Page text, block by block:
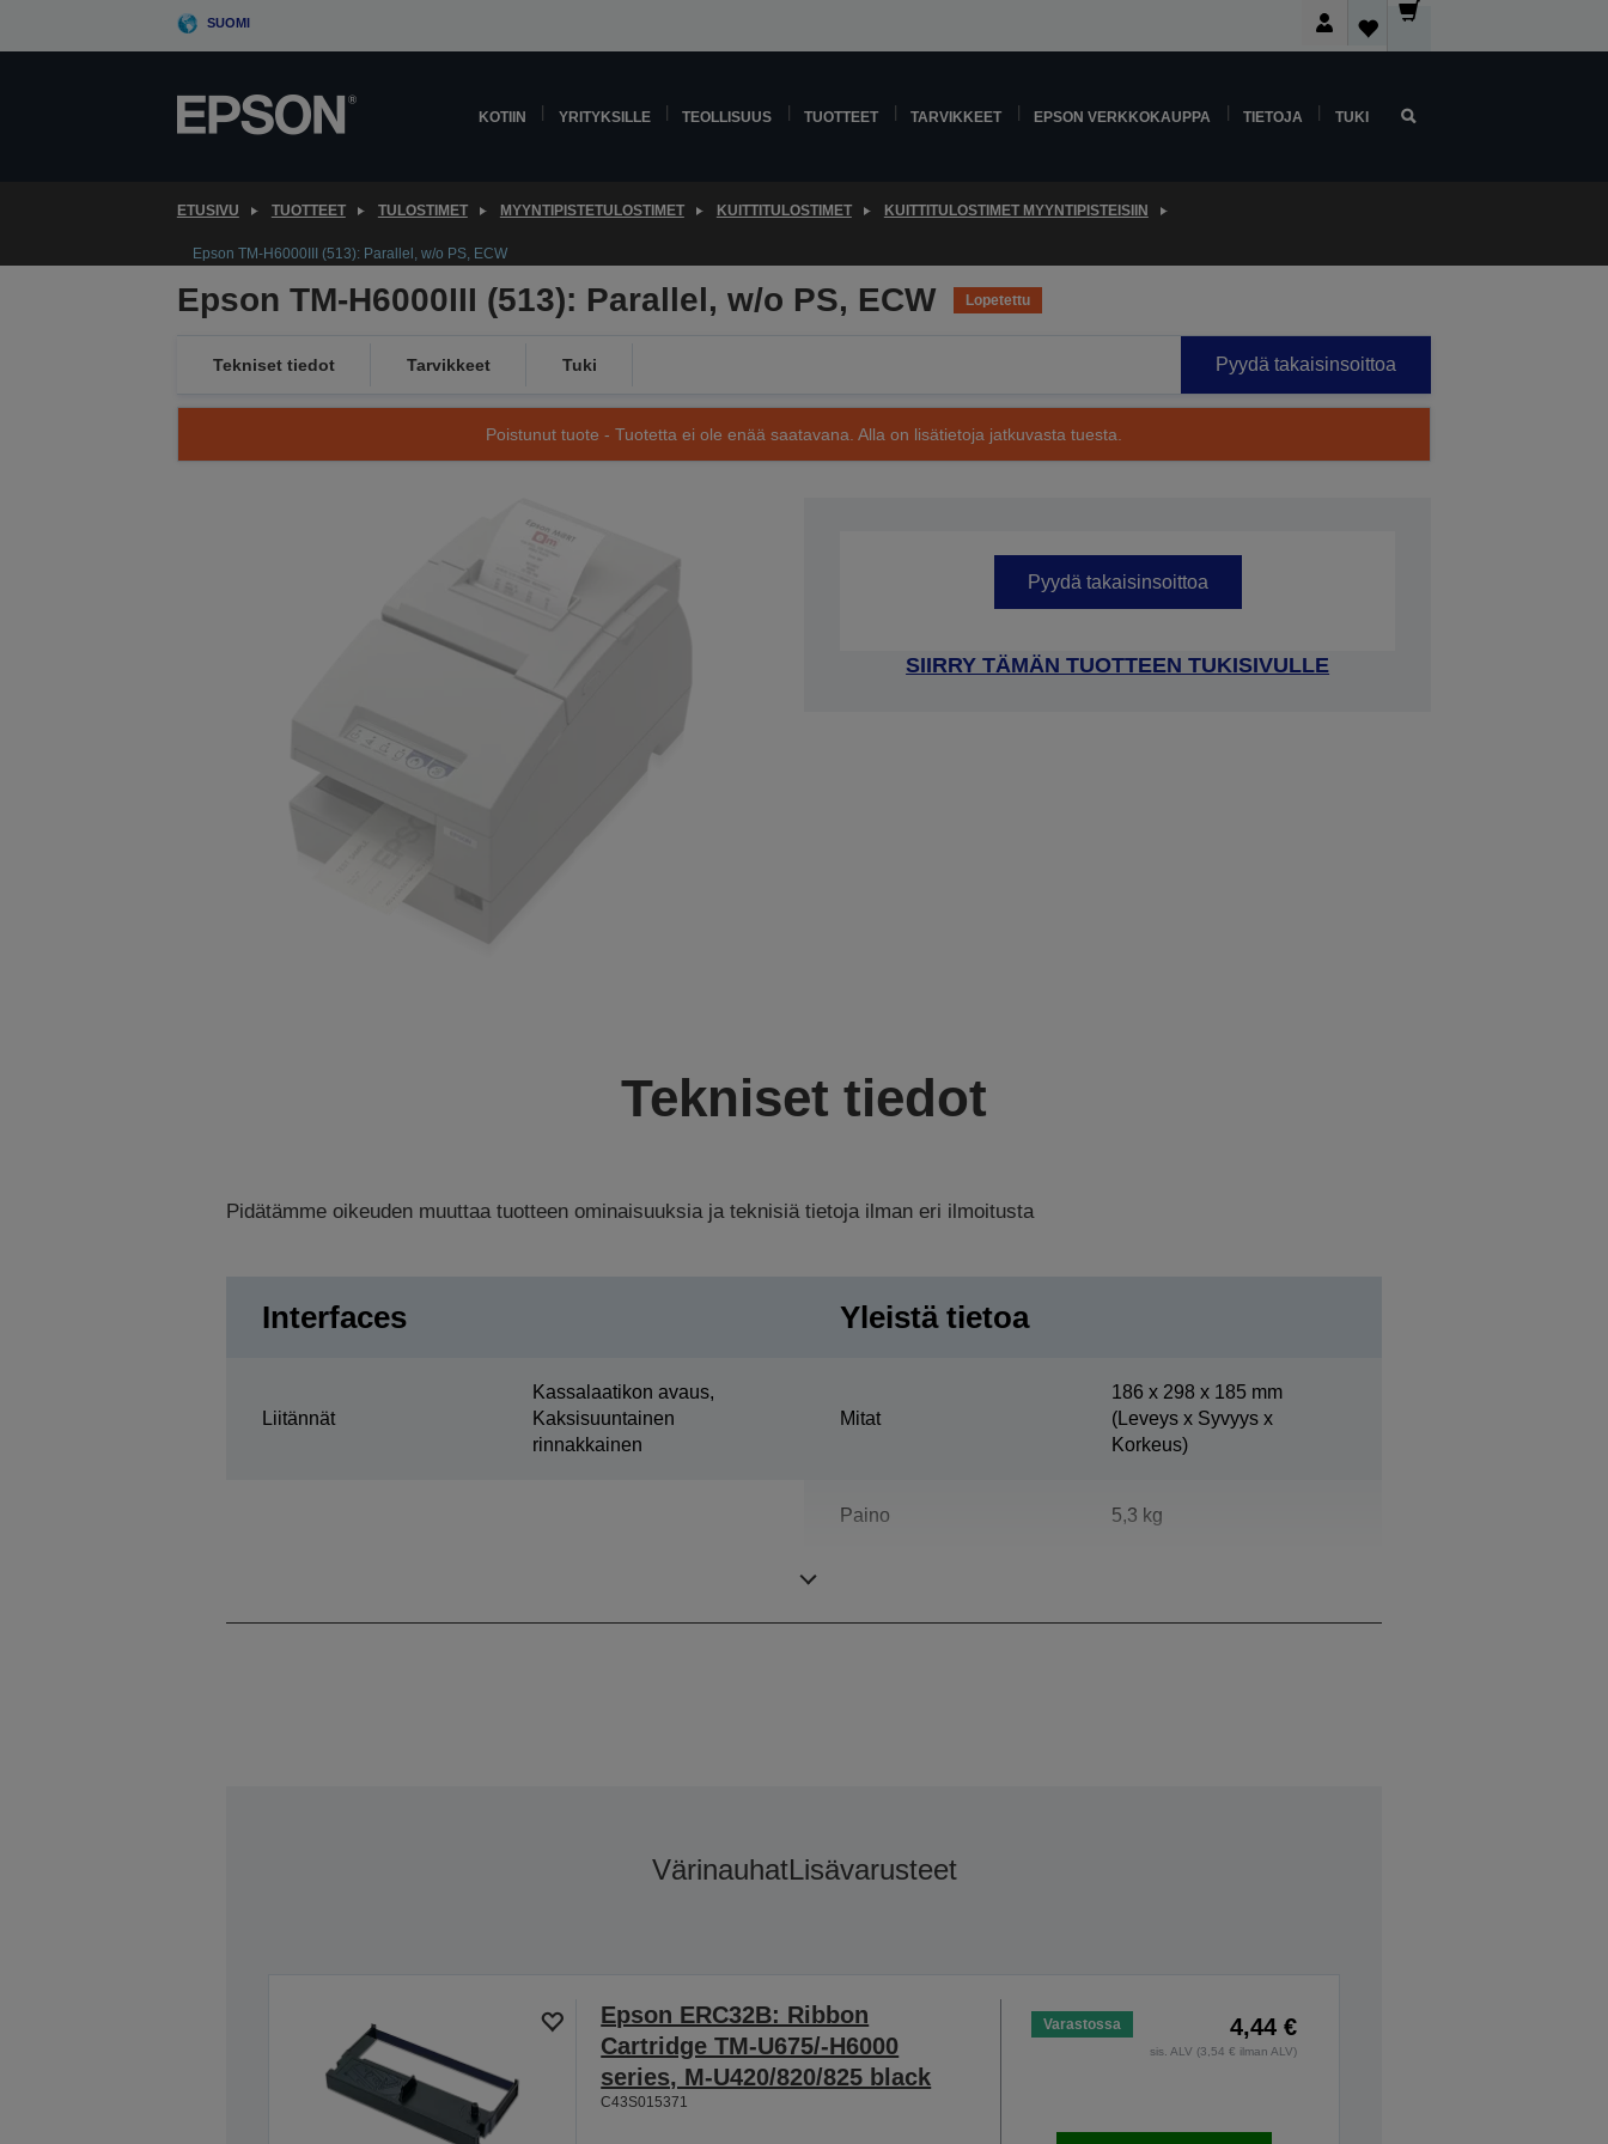
SUOMI
KOTIIN YRITYKSILLE TEOLLISUUS TUOTTEET TARVIKKEET EPSON VERKKOKAUPPA TIETOJA TUKI
ETUSIVU TUOTTEET TULOSTIMET MYYNTIPISTETULOSTIMET KUITTITULOSTIMET KUITTITULOSTIMET MYYNTIPISTEISIIN
Epson TM-H6000III (513): Parallel, w/o PS, ECW
Epson TM-H6000III (513): Parallel, w/o PS, ECW Lopetettu
Tekniset tiedot Tarvikkeet Tuki Pyydä takaisinsoittoa
Poistunut tuote - Tuotetta ei ole enää saatavana. Alla on lisätietoja jatkuvasta tuesta.
Pyydä takaisinsoittoa
SIIRRY TÄMÄN TUOTTEEN TUKISIVULLE
Tekniset tiedot
Pidätämme oikeuden muuttaa tuotteen ominaisuuksia ja teknisiä tietoja ilman eri ilmoitusta
Interfaces
Liitännät
Kassalaatikon avaus,
Kaksisuuntainen
rinnakkainen
Yleistä tietoa
Mitat
186‎ x 298 x 185 mm
(Leveys x Syvyys x
Korkeus)
Paino 5,3 kg
VärinauhatLisävarusteet
Epson ERC32B: Ribbon
Cartridge TM-U675/-H6000
series, M-U420/820/825 black
C43S015371
Varastossa 4,44 €
sis. ALV (3,54 € ilman ALV)